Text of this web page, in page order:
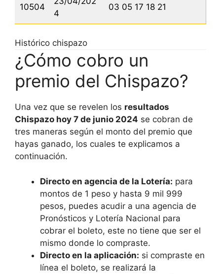
10504
4
03 05 17 18 21
Histórico chispazo
¿Cómo cobro un
premio del Chispazo?
Una vez que se revelen los resultados
Chispazo hoy 7 de junio 2024 se cobran de
tres maneras según el monto del premio que
hayas ganado, los cuales te explicamos a
continuación.
Directo en agencia de la Lotería: para
montos de 1 peso y hasta 9 mil 999
pesos, puedes acudir a una agencia de
Pronósticos y Lotería Nacional para
cobrar el boleto, este no tiene que ser el
mismo donde lo compraste.
Directo en la aplicación: si compraste en
línea el boleto, se realizará la